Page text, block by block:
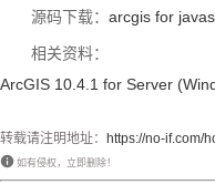
源码下载： arcgis for
相关资料：
ArcGIS 10.4.1 for Server
转载请注明地址： https://no-if.com/
如有侵权，立即删除！